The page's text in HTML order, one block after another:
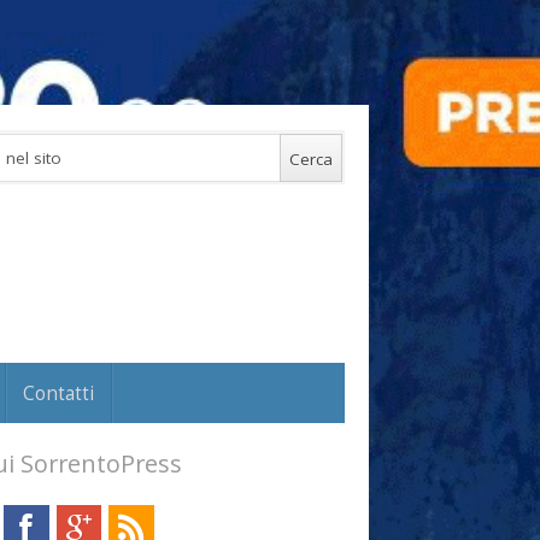
Contatti
SorrentoPress